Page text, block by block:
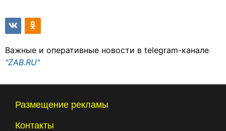
Важные и оперативные новости в telegram-канале
"ZAB.RU"
Размещение рекламы
Контакты